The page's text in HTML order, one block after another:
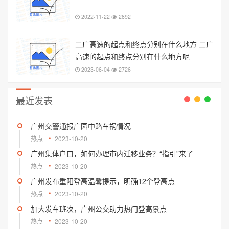
2022-11-22 2892
二广高速的起点和终点分别在什么地方 二广
高速的起点和终点分别在什么地方呢
2023-06-04 2726
最近发表
广州交警通报广园中路车祸情况
热点 2023-10-20
广州集体户口，如何办理市内迁移业务？“指引”来了
热点 2023-10-20
广州发布重阳登高温馨提示，明确12个登高点
热点 2023-10-20
加大发车班次，广州公交助力热门登高景点
热点 2023-10-20